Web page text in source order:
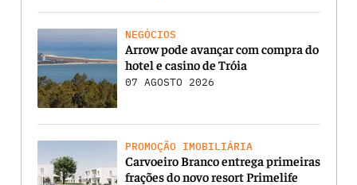
NEGÓCIOS
Arrow pode avançar com compra do
hotel e casino de Tróia
07 AGOSTO 2026
PROMOÇÃO IMOBILIÁRIA
Carvoeiro Branco entrega primeiras
frações do novo resort Primelife